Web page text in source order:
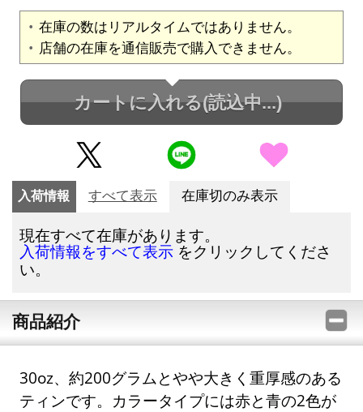
在庫の数はリアルタイムではありません。
店舗の在庫を通信販売で購入できません。
カートに入れる(読込中...)
入荷情報 すべて表示 在庫切のみ表示
現在すべて在庫があります。
入荷情報をすべて表示 をクリックしてくださ
い。
商品紹介
30oz、約200グラムとやや大きく重厚感のある
ティンです。カラータイプには赤と青の2色が